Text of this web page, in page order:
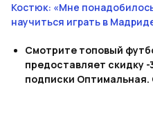
Костюк: «Мне
научиться играть в
Смотрите топовый
предоставляет скидку -
подписки Оптимальная.